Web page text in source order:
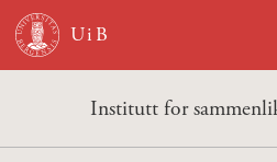
Hopp til hovedinnhold
Institutt for